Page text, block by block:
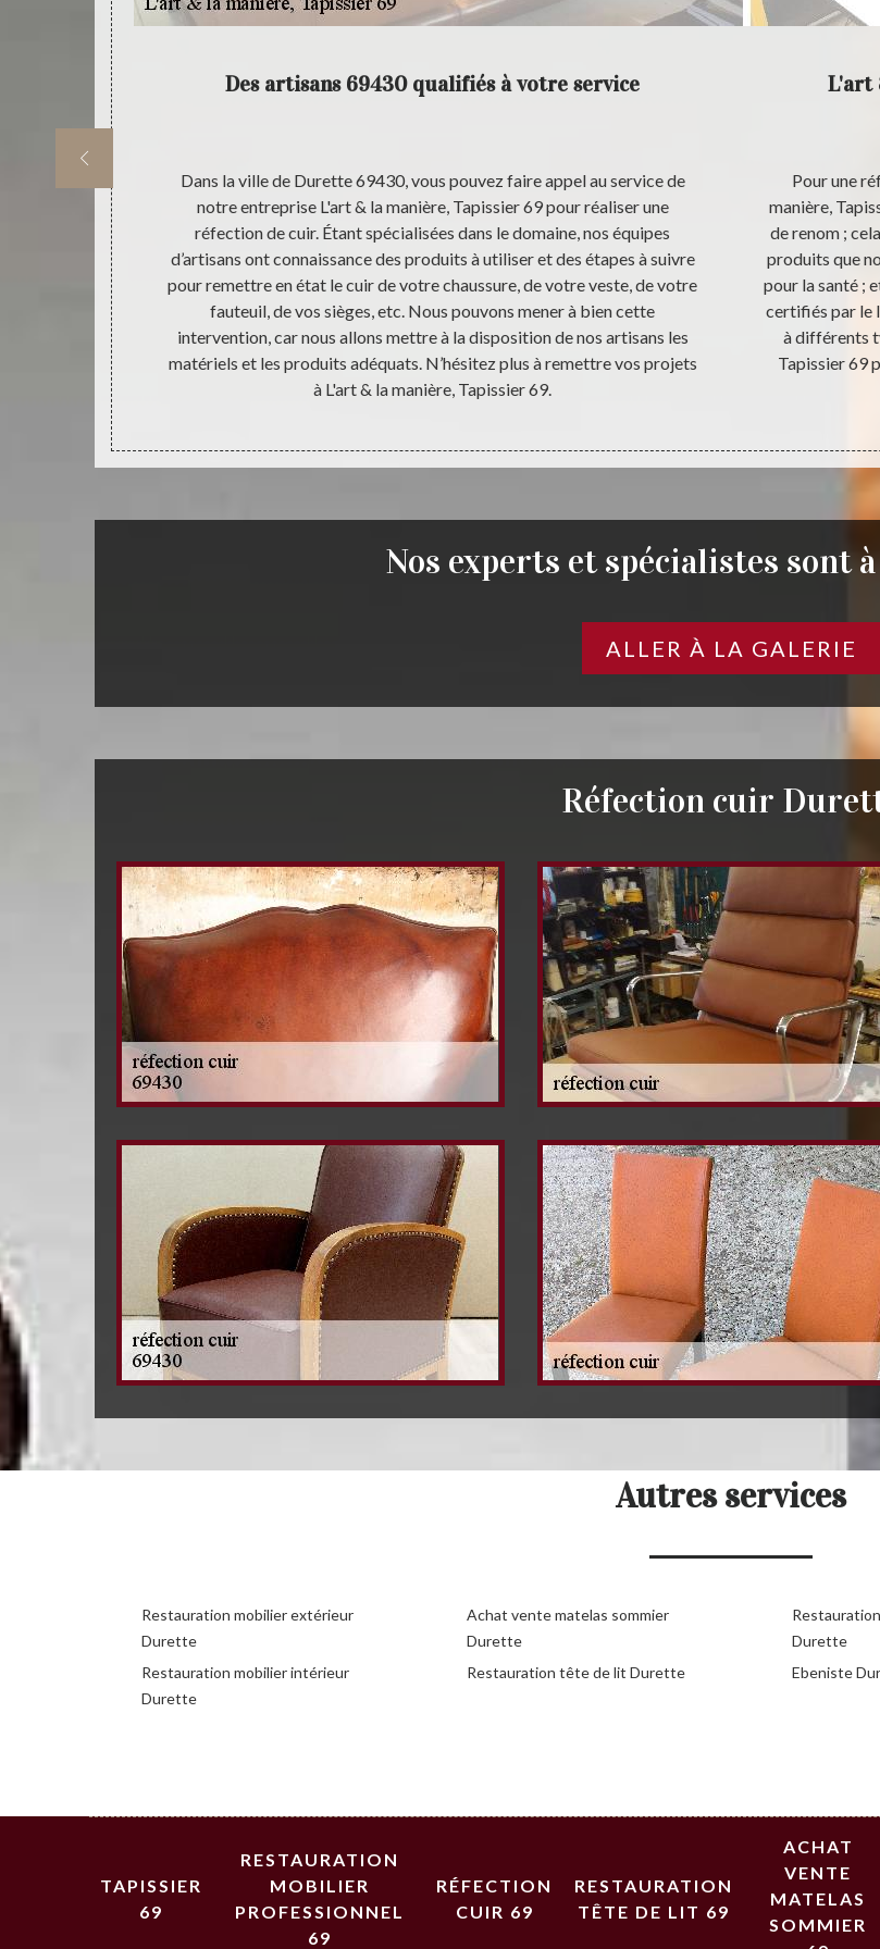
Des artisans 69430 qualifiés à votre service
Dans la ville de Durette 69430, vous pouvez faire appel au service de
notre entreprise L'art & la manière, Tapissier 69 pour réaliser une
réfection de cuir. Étant spécialisées dans le domaine, nos équipes
d’artisans ont connaissance des produits à utiliser et des étapes à suivre
pour remettre en état le cuir de votre chaussure, de votre veste, de votre
fauteuil, de vos sièges, etc. Nous pouvons mener à bien cette
intervention, car nous allons mettre à la disposition de nos artisans les
matériels et les produits adéquats. N’hésitez plus à remettre vos projets
à L'art & la manière, Tapissier 69.
L'art
Pour une
manière,
de renom ;
produits que
pour la santé ;
certifiés par le
à différents
Tapissier 69
Nos experts et spécialistes sont
ALLER À LA GALERIE
Réfection cuir
Autres services
Restauration mobilier extérieur
Durette
Restauration mobilier intérieur
Durette
Achat vente matelas sommier
Durette
Restauration tête de lit Durette
Durette
Ebeniste
TAPISSIER
69
RESTAURATION
MOBILIER
PROFESSIONNEL
69
RÉFECTION
CUIR 69
RESTAURATION
TÊTE DE LIT 69
ACHAT
VENTE
MATELAS
SOMMIER